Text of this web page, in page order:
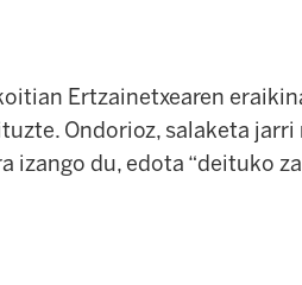
Ertzainetxearen
Ondorioz, salaketa jarri
izango du, edota “deituko